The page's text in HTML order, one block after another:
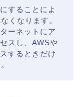
することによ
くなります。
ーネットにア
スし、AWSや
するときだけ